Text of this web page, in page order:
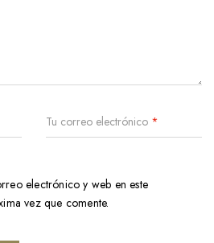
Tu correo electrónico *
electrónico y web en este
vez que comente.